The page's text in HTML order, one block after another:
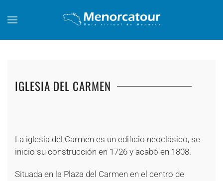
Skip to main content
IGLESIA DEL CARMEN
La iglesia del Carmen es un edificio neoclásico, se
inicio su construcción en 1726 y acabó en 1808.
Situada en la Plaza del Carmen en el centro de